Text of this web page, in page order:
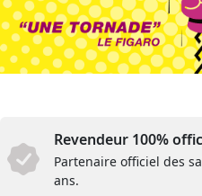
Revendeur 100%
Partenaire officiel des
ans.